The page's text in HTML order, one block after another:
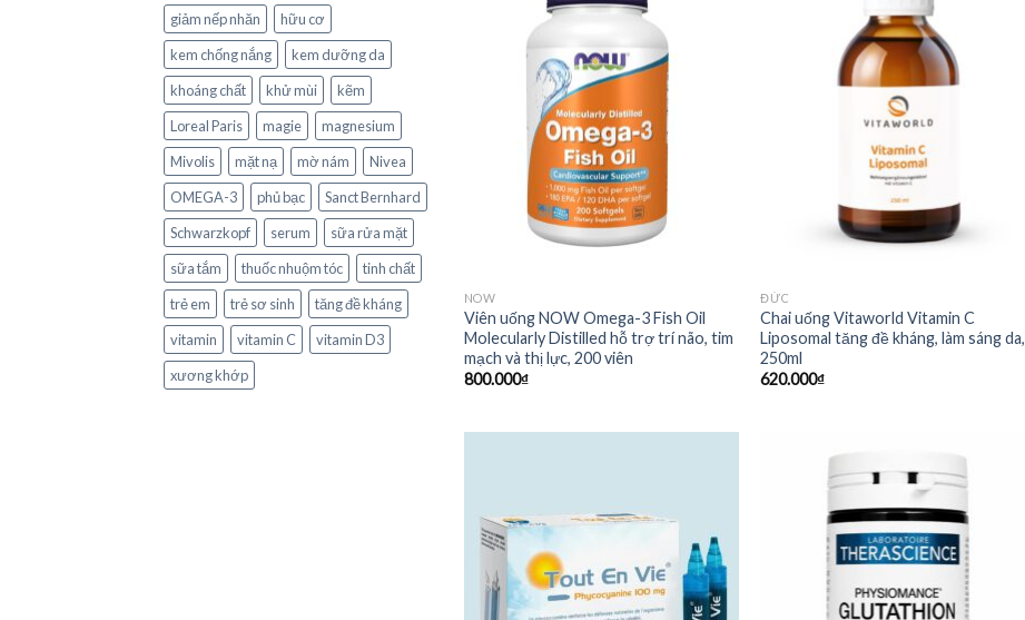
giảm nếp nhăn
hữu cơ
kem chống nắng
kem dưỡng da
khoáng chất
khử mùi
kẽm
Loreal Paris
magie
magnesium
Mivolis
mặt nạ mờ nám
Nivea
OMEGA-3
phủ bạc
Sanct Bernhard
Schwarzkopf
serum
sữa rửa mặt
sữa tắm
thuốc nhuộm tóc
tinh chất
trẻ em
trẻ sơ sinh
tăng đề kháng
vitamin
vitamin C
vitamin D3
xương khớp
NOW
Viên uống NOW Omega-3 Fish Oil
Molecularly Distilled hỗ trợ trí não, tim
mạch và thị lực, 200 viên
800.000₫
ĐỨC
Chai uống Vitaworld Vitamin C
Liposomal tăng đề kháng, làm sáng da,
250ml
620.000₫